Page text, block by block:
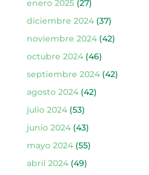
enero 2025(27)
diciembre 2024(37)
noviembre 2024(42)
octubre 2024(46)
septiembre 2024(42)
agosto 2024(42)
julio 2024(53)
junio 2024(43)
mayo 2024(55)
abril 2024(49)